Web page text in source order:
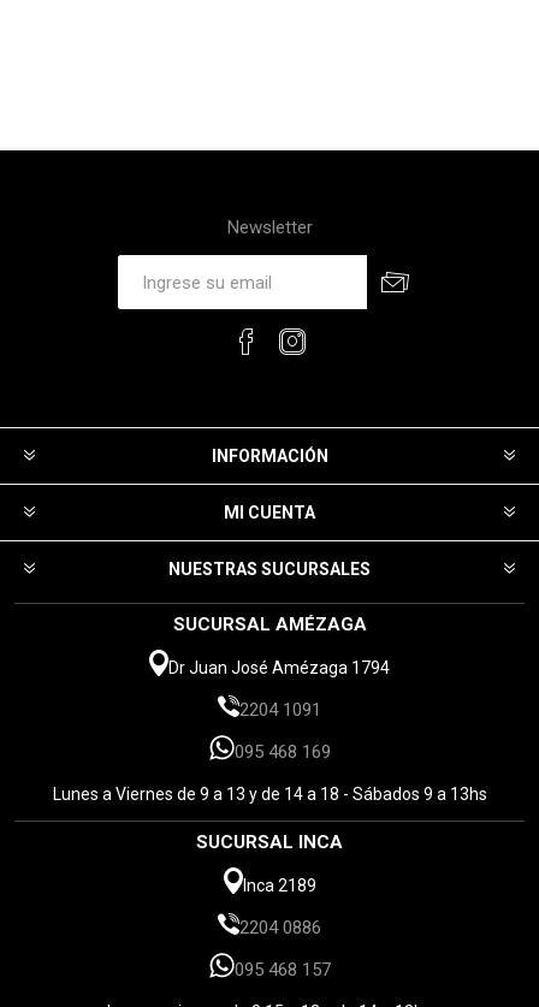
Newsletter
INFORMACIÓN
MI CUENTA
NUESTRAS SUCURSALES
SUCURSAL AMÉZAGA
Dr Juan José Amézaga 1794
2204 1091
095 468 169
Lunes a Viernes de 9 a 13 y de 14 a 18 - Sábados 9 a 13hs
SUCURSAL INCA
Inca 2189
2204 0886
095 468 157